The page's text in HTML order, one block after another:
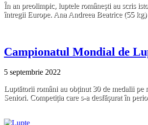
În an preolimpic, luptele românești au scris
întregii Europe. Ana Andreea Beatrice (55
Campionatul Mondial de
5 septembrie 2022
Luptătorii români au obținut 30 de medalii pe
Seniori. Competiția care s-a desfășurat în